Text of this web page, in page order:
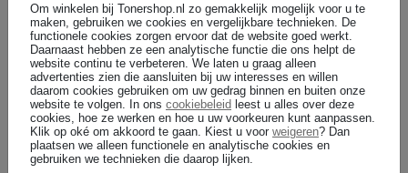
€ 12,99(€ 10,74 excl) In winkelwagen
Seikosha overige supplies
100% productgarantie
Seikosha 95520 inktlint zwart (origineel)
Om winkelen bij Tonershop.nl zo gemakkelijk mogelijk voor u te
maken, gebruiken we cookies en vergelijkbare technieken. De
functionele cookies zorgen ervoor dat de website goed werkt.
Daarnaast hebben ze een analytische functie die ons helpt de
website continu te verbeteren. We laten u graag alleen
advertenties zien die aansluiten bij uw interesses en willen
daarom cookies gebruiken om uw gedrag binnen en buiten onze
website te volgen. In ons cookiebeleid leest u alles over deze
cookies, hoe ze werken en hoe u uw voorkeuren kunt aanpassen.
Klik op oké om akkoord te gaan. Kiest u voor weigeren? Dan
plaatsen we alleen functionele en analytische cookies en
gebruiken we technieken die daarop lijken.